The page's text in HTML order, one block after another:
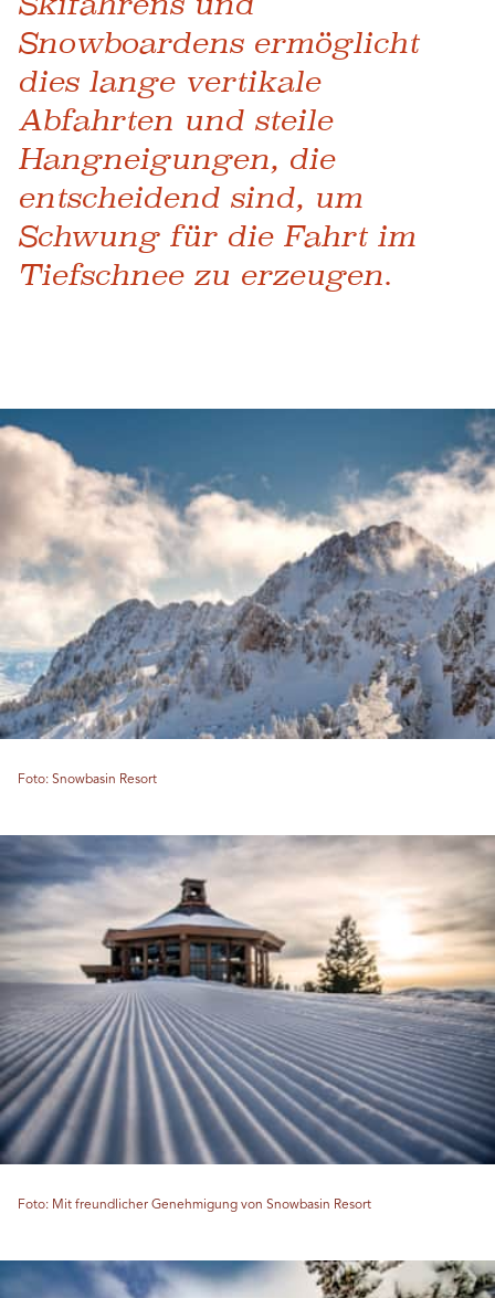
Snowboardens ermöglicht
dies lange vertikale
Abfahrten und steile
Hangneigungen, die
entscheidend sind, um
Schwung für die Fahrt im
Tiefschnee zu erzeugen.
Foto: Snowbasin Resort
Foto: Mit freundlicher Genehmigung von Snowbasin Resort